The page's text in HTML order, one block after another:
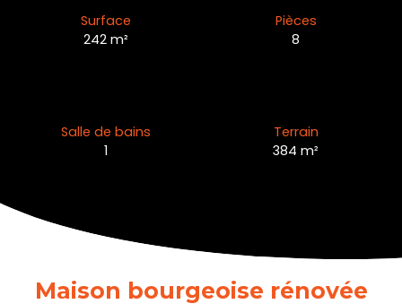
Surface
242m²
Pièces
8
Salle de bains
1
Terrain
384m²
Maison bourgeoise rénovée